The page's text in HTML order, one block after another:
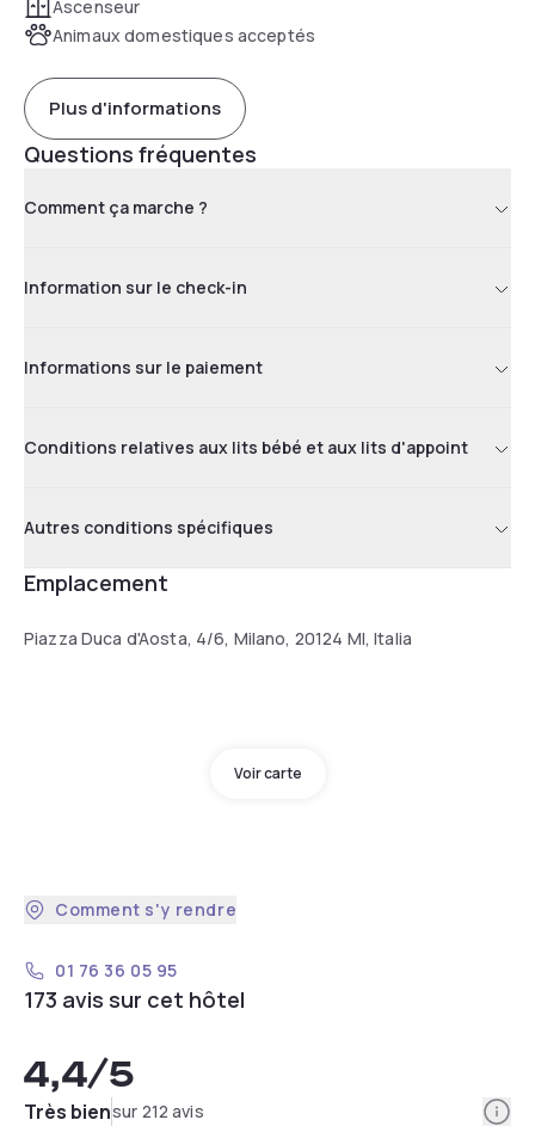
Ascenseur
Animaux domestiques acceptés
Plus d'informations
Questions fréquentes
Comment ça marche ?
Information sur le check-in
Informations sur le paiement
Conditions relatives aux lits bébé et aux lits d'appoint
Autres conditions spécifiques
Emplacement
Piazza Duca d'Aosta, 4/6, Milano, 20124 MI, Italia
Voir carte
Comment s'y rendre
01 76 36 05 95
173 avis sur cet hôtel
4,4/5
Très biensur 212 avis